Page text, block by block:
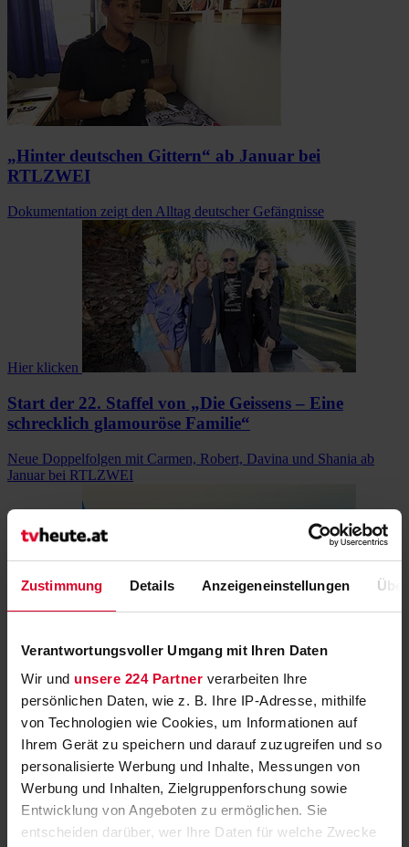
Zustimmung Details Anzeigeneinstellungen
Verantwortungsvoller Umgang mit Ihren Daten
Wir und unsere 224 Partner verarbeiten Ihre
persönlichen Daten, wie z. B. Ihre IP-Adresse, mithilfe
von Technologien wie Cookies, um Informationen auf
Ihrem Gerät zu speichern und darauf zuzugreifen und so
personalisierte Werbung und Inhalte, Messungen von
Werbung und Inhalten, Zielgruppenforschung sowie
Entwicklung von Angeboten zu ermöglichen. Sie
entscheiden darüber, wer Ihre Daten für welche Zwecke
„Hinter deutschen Gittern“ ab Januar bei
RTLZWEI
Dokumentation zeigt den Alltag deutscher Gefängnisse
Hier klicken
Start der 22. Staffel von „Die Geissens – Eine
schrecklich glamouröse Familie“
Neue Doppelfolgen mit Carmen, Robert, Davina und Shania ab
Januar bei RTLZWEI
Mittagsmagazin“ läuft
ab 8. Januar 2024 aus Leipzig